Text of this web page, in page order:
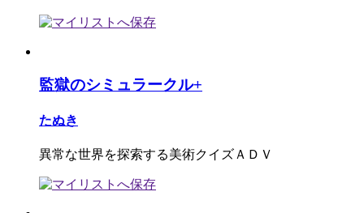
監獄のシミュラークル+
たぬき
異常な世界を探索する美術クイズＡＤＶ